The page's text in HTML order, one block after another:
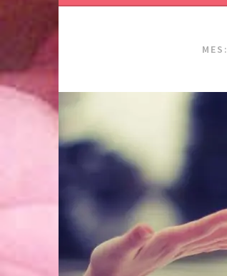
MES: